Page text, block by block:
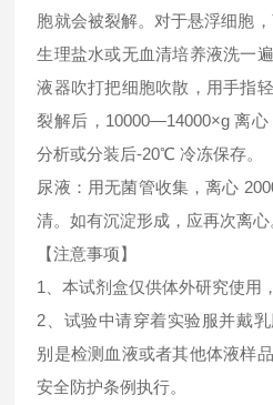
胞就会被裂解。对于悬浮细胞
生理盐水或无血清培养液洗一
液器吹打把细胞吹散，用手指
裂解后，10000—14000×g 离
分析或分装后-20℃ 冷冻保存。
尿液：用无菌管收集，离心
清。如有沉淀形成，应再次离心
【注意事项】
1、本试剂盒仅供体外研究使用
2、试验中请穿着实验服并戴
别是检测血液或者其他体液样
安全防护条例执行。